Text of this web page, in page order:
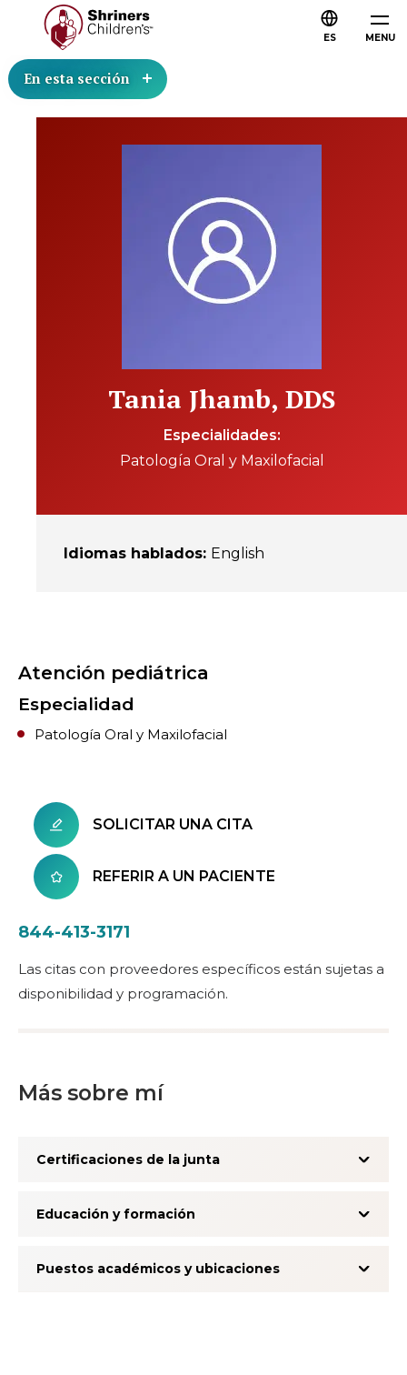
MENU
ES
En esta sección
Tania Jhamb, DDS
Especialidades
Patología Oral y Maxilofacial
Idiomas hablados: English
Atención pediátrica
Especialidad
Patología Oral y Maxilofacial
SOLICITAR UNA CITA
REFERIR A UN PACIENTE
844-413-3171
Las citas con proveedores específicos están sujetas a
disponibilidad y programación.
Más sobre mí
Certificaciones de la junta
Educación y formación
Puestos académicos y ubicaciones